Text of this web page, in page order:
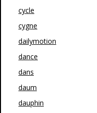
cycle
cygne
dailymotion
dance
dans
daum
dauphin